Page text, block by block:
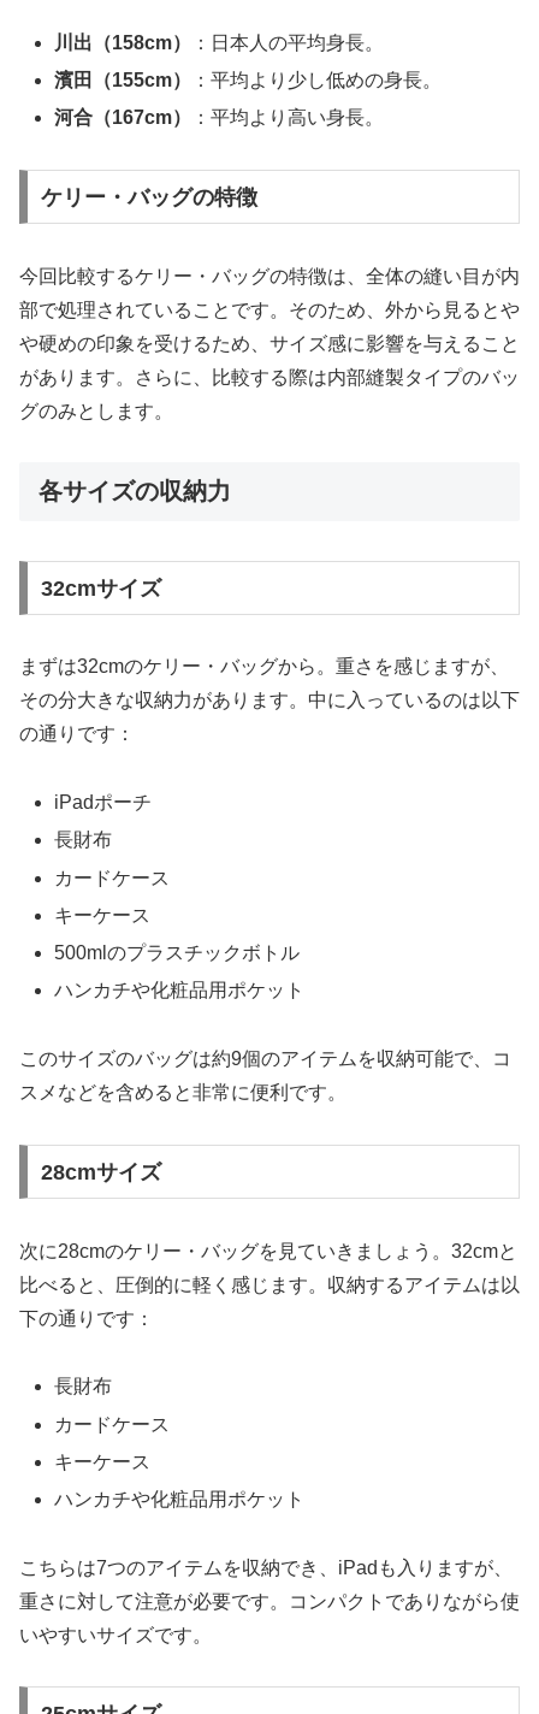
川出（158cm）
：日本人の平均身長。
濱田（155cm）
：平均より少し低めの身長。
河合（167cm）
：平均より高い身長。
ケリー・バッグの特徴
今回比較するケリー・バッグの特徴は、全体の縫い目が内
部で処理されていることです。そのため、外から見るとや
や硬めの印象を受けるため、サイズ感に影響を与えること
があります。さらに、比較する際は内部縫製タイプのバッ
グのみとします。
各サイズの収納力
32cmサイズ
まずは32cmのケリー・バッグから。重さを感じますが、
その分大きな収納力があります。中に入っているのは以下
の通りです：
iPadポーチ
長財布
カードケース
キーケース
500mlのプラスチックボトル
ハンカチや化粧品用ポケット
このサイズのバッグは約9個のアイテムを収納可能で、コ
スメなどを含めると非常に便利です。
28cmサイズ
次に28cmのケリー・バッグを見ていきましょう。32cmと
比べると、圧倒的に軽く感じます。収納するアイテムは以
下の通りです：
長財布
カードケース
キーケース
ハンカチや化粧品用ポケット
こちらは7つのアイテムを収納でき、iPadも入りますが、
重さに対して注意が必要です。コンパクトでありながら使
いやすいサイズです。